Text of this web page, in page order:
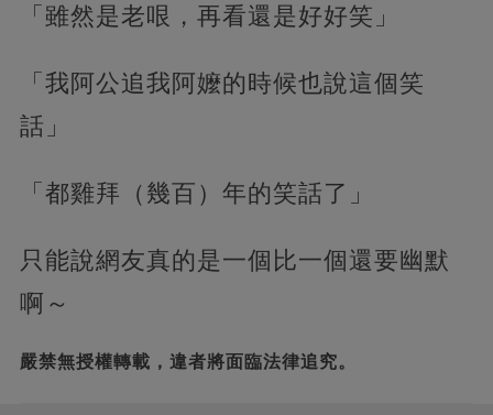
「雖然是老哏，再看還是好好笑」
「我阿公追我阿嬤的時候也說這個笑
話」
「都雞拜（幾百）年的笑話了」
只能說網友真的是一個比一個還要幽默
啊～
嚴禁無授權轉載，違者將面臨法律追究。